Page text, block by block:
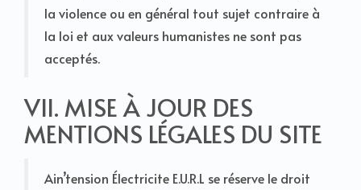
la violence ou en général tout sujet contraire à
la loi et aux valeurs humanistes ne sont pas
acceptés.
VII. MISE À JOUR DES
MENTIONS LÉGALES DU SITE
Ain’tension Électricite E.U.R.L se réserve le droit